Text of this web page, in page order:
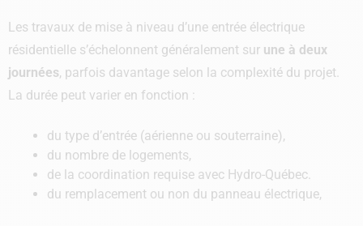
Les travaux de mise à niveau d’une entrée électrique
résidentielle s’échelonnent généralement sur une à deux
journées, parfois davantage selon la complexité du projet.
La durée peut varier en fonction :
du type d’entrée (aérienne ou souterraine),
du nombre de logements,
de la coordination requise avec Hydro-Québec.
du remplacement ou non du panneau électrique,